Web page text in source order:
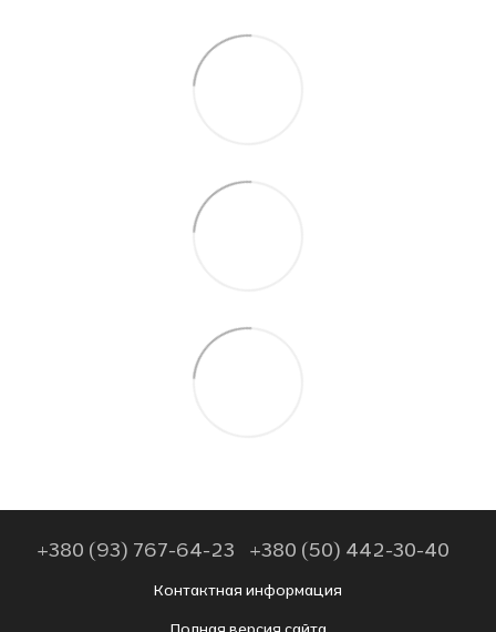
+380 (93) 767-64-23 +380 (50) 442-30-40
Контактная информация